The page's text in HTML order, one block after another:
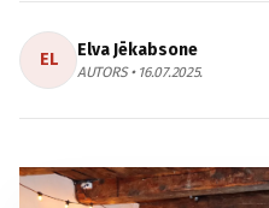
EL Elva Jēkabsone
AUTORS • 16.07.2025.